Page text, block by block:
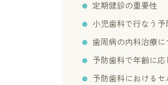
定期健診の重要性
小児歯科で行なう
歯周病の内科治療に
予防歯科で年齢に応
予防歯科における